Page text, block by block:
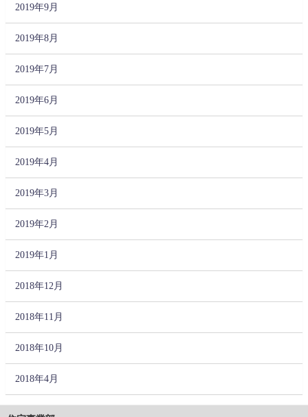
2019年9月
2019年8月
2019年7月
2019年6月
2019年5月
2019年4月
2019年3月
2019年2月
2019年1月
2018年12月
2018年11月
2018年10月
2018年4月